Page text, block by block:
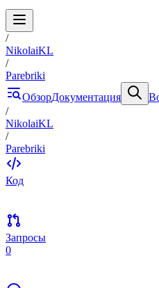
/
NikolaiKL
/
Parebriki
ОбзорДокументация
/
NikolaiKL
/
Parebriki
Код
Запросы
0